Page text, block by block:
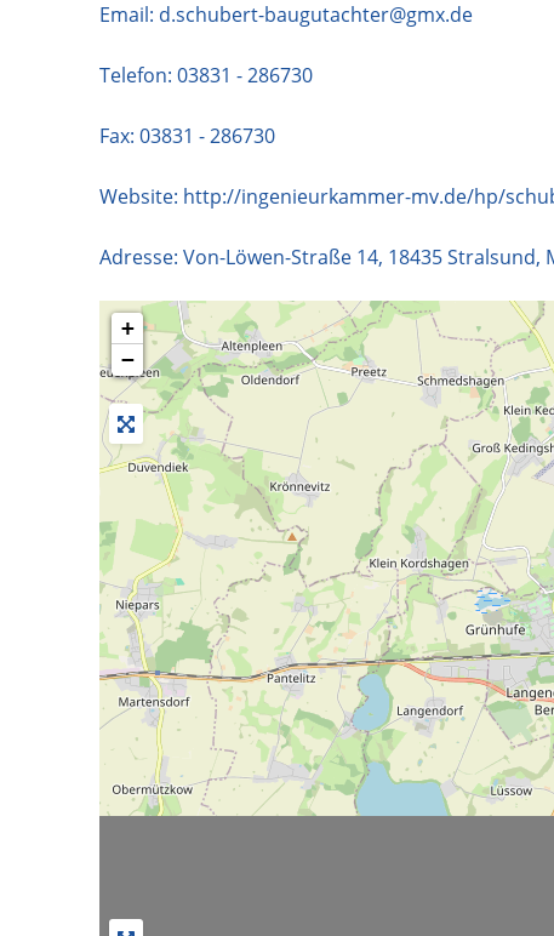
Email: d.schubert-baugutachter@gmx.de
Telefon: 03831 - 286730
Fax: 03831 - 286730
Website: http://ingenieurkammer-mv.de/hp/
Adresse: Von-Löwen-Straße 14, 18435Stralsund,
+
−